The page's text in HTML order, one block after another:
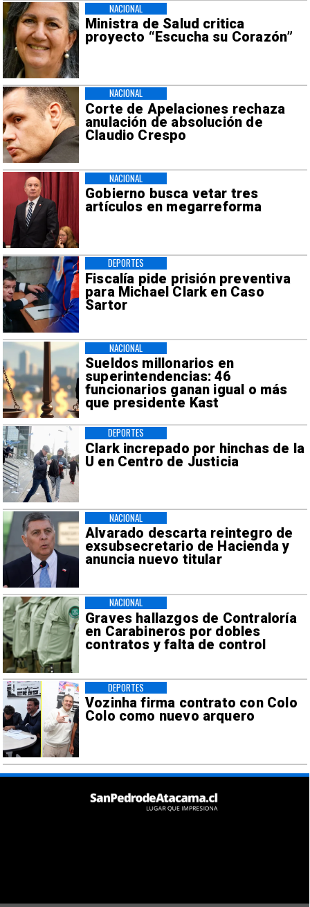
Ministra de Salud critica
proyecto “Escucha su Corazón”
NACIONAL
Corte de Apelaciones rechaza
anulación de absolución de
Claudio Crespo
NACIONAL
Gobierno busca vetar tres
artículos en megarreforma
NACIONAL
Fiscalía pide prisión preventiva
para Michael Clark en Caso
Sartor
DEPORTES
Sueldos millonarios en
superintendencias: 46
funcionarios ganan igual o más
que presidente Kast
NACIONAL
Clark increpado por hinchas de la
U en Centro de Justicia
DEPORTES
Alvarado descarta reintegro de
exsubsecretario de Hacienda y
anuncia nuevo titular
NACIONAL
Graves hallazgos de Contraloría
en Carabineros por dobles
contratos y falta de control
NACIONAL
Vozinha firma contrato con Colo
Colo como nuevo arquero
DEPORTES